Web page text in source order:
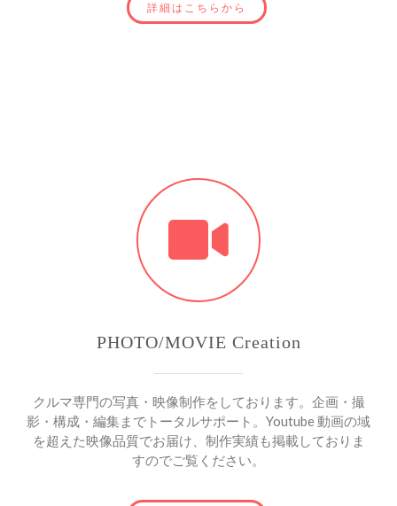
詳細はこちらから
PHOTO/MOVIE Creation
クルマ専門の写真・映像制作をしております。企画・撮
影・構成・編集までトータルサポート。Youtube 動画の域
を超えた映像品質でお届け、制作実績も掲載しておりま
すのでご覧ください。